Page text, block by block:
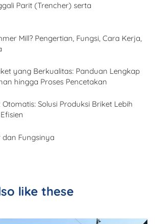
Parit (Trencher) serta
Mill? Pengertian, Fungsi, Cara Kerja,
yang Berkualitas: Panduan Lengkap
hingga Proses Pencetakan
Solusi Produksi Briket Lebih
dan Fungsinya
like these